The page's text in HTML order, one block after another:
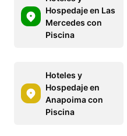
Hospedaje en Las
Mercedes con
Piscina
Hoteles y
Hospedaje en
Anapoima con
Piscina